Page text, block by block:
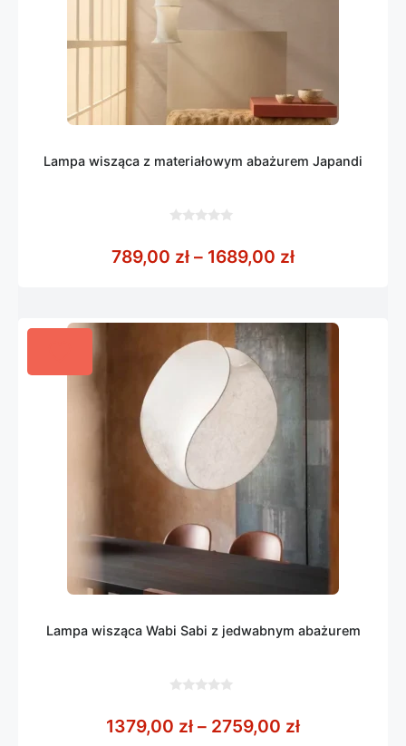
Lampa wisząca z materiałowym abażurem Japandi
5
789,00 zł – 1689,00 złZakres cen:
Lampa wisząca Wabi Sabi z jedwabnym abażurem
5
1379,00 zł – 2759,00 złZakres cen: